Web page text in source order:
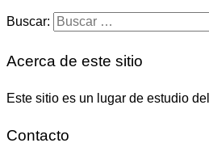
Buscar:
Acerca de este sitio
Este sitio es un lugar de estudio
Contacto